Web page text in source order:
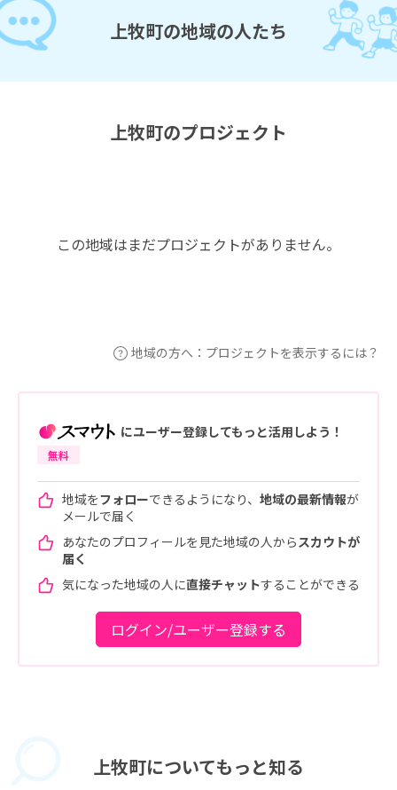
上牧町の地域の人たち
上牧町のプロジェクト
この地域はまだプロジェクトがありません。
地域の方へ：プロジェクトを表示するには？
にユーザー登録してもっと活用しよう！
無料
地域をフォローできるようになり、 地域の最新情報が
メールで届く
あなたのプロフィールを見た地域の人からスカウトが
届く
気になった地域の人に直接チャットすることができる
ログイン/ユーザー登録する
上牧町についてもっと知る